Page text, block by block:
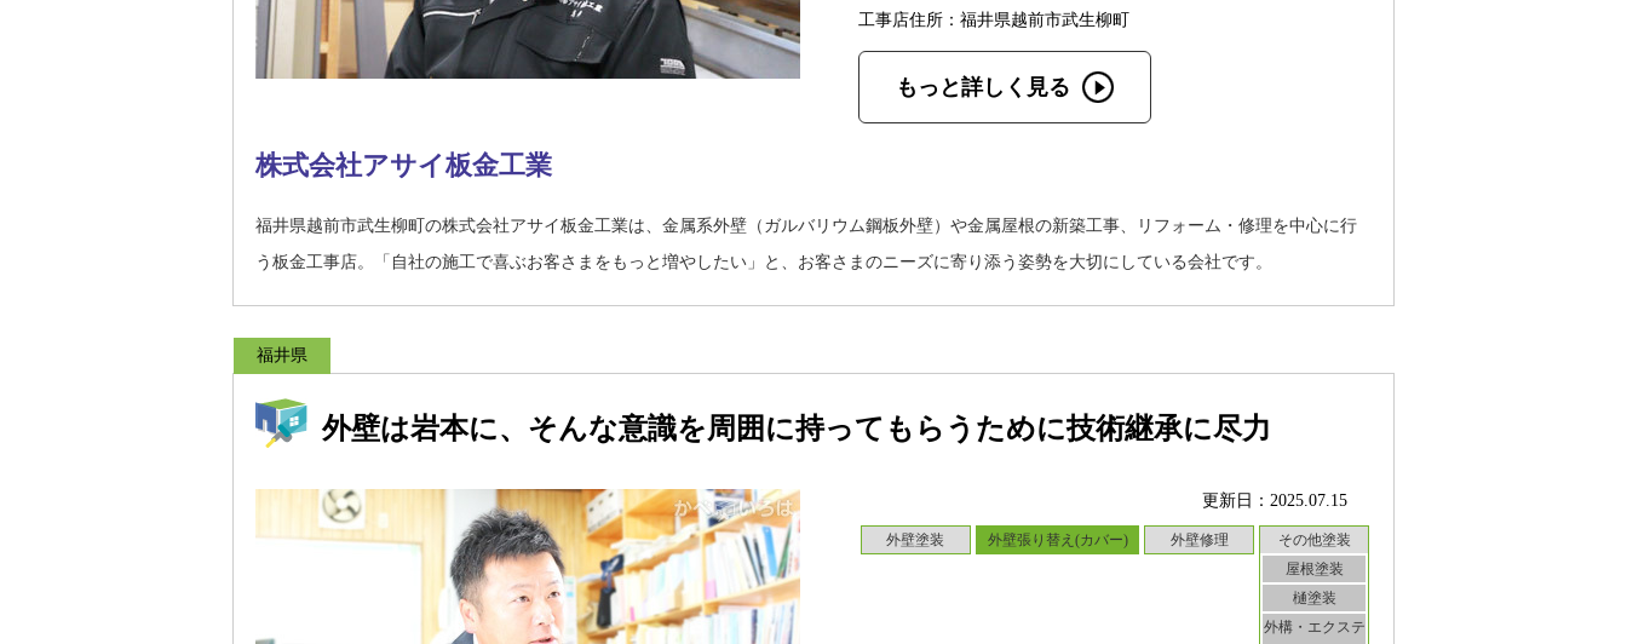
工事店住所：福井県越前市武生柳町
もっと詳しく見る
株式会社アサイ板金工業
福井県越前市武生柳町の株式会社アサイ板金工業は、金属系外壁（ガルバリウム鋼板外壁）や金属屋根の新築工事、リフォーム・修理を中心に行
う板金工事店。「自社の施工で喜ぶお客さまをもっと増やしたい」と、お客さまのニーズに寄り添う姿勢を大切にしている会社です。
福井県
外壁は岩本に、そんな意識を周囲に持ってもらうために技術継承に尽力
更新日：2025.07.15
外壁塗装 外壁張り替え(カバー) 外壁修理
その他塗装
屋根塗装
樋塗装
外構・エクステ